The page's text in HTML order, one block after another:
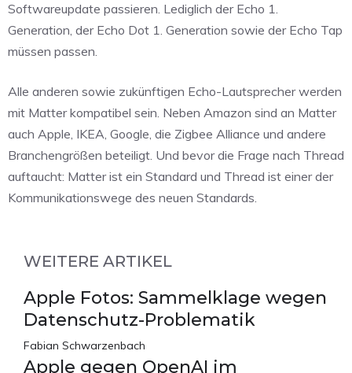
Softwareupdate passieren. Lediglich der Echo 1.
Generation, der Echo Dot 1. Generation sowie der Echo Tap
müssen passen.
Alle anderen sowie zukünftigen Echo-Lautsprecher werden
mit Matter kompatibel sein. Neben Amazon sind an Matter
auch Apple, IKEA, Google, die Zigbee Alliance und andere
Branchengrößen beteiligt. Und bevor die Frage nach Thread
auftaucht: Matter ist ein Standard und Thread ist einer der
Kommunikationswege des neuen Standards.
WEITERE ARTIKEL
Apple Fotos: Sammelklage wegen
Datenschutz-Problematik
Fabian Schwarzenbach
Apple gegen OpenAI im